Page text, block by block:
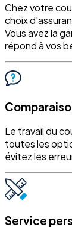
Chez votre
choix
Vous avez la
répond à vos
Le travail du
toutes les
évitez les
Service